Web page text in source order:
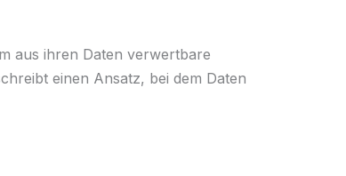
aus ihren Daten verwertbare
einen Ansatz, bei dem Daten